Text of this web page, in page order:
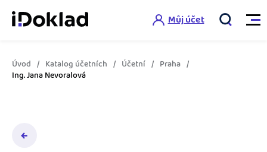
Vlastnosti
Správa kontaktů
Můj účet
Úvod Katalog účetních Účetní
Praha
Ing. Jana Nevoralová